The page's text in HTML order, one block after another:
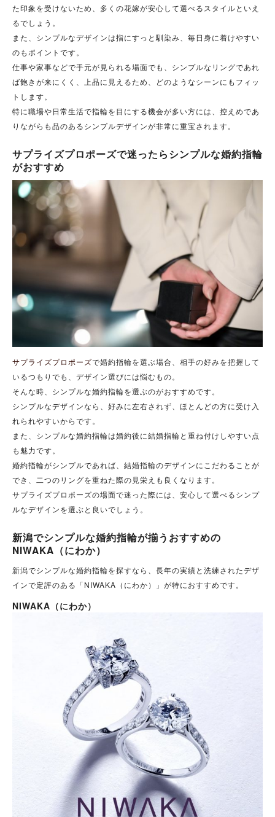
た印象を受けないため、多くの花嫁が安心して選べるスタイルといえ
るでしょう。
また、シンプルなデザインは指にすっと馴染み、毎日身に着けやすい
のもポイントです。
仕事や家事などで手元が見られる場面でも、シンプルなリングであれ
ば飽きが来にくく、上品に見えるため、どのようなシーンにもフィッ
トします。
特に職場や日常生活で指輪を目にする機会が多い方には、控えめであ
りながらも品のあるシンプルデザインが非常に重宝されます。
サプライズプロポーズで迷ったらシンプルな婚約指輪
がおすすめ
サプライズプロポーズで婚約指輪を選ぶ場合、相手の好みを把握して
いるつもりでも、デザイン選びには悩むもの。
そんな時、シンプルな婚約指輪を選ぶのがおすすめです。
シンプルなデザインなら、好みに左右されず、ほとんどの方に受け入
れられやすいからです。
また、シンプルな婚約指輪は婚約後に結婚指輪と重ね付けしやすい点
も魅力です。
婚約指輪がシンプルであれば、結婚指輪のデザインにこだわることが
でき、二つのリングを重ねた際の見栄えも良くなります。
サプライズプロポーズの場面で迷った際には、安心して選べるシンプ
ルなデザインを選ぶと良いでしょう。
新潟でシンプルな婚約指輪が揃うおすすめの
NIWAKA（にわか）
新潟でシンプルな婚約指輪を探すなら、長年の実績と洗練されたデザ
インで定評のある「NIWAKA（にわか）」が特におすすめです。
NIWAKA（にわか）